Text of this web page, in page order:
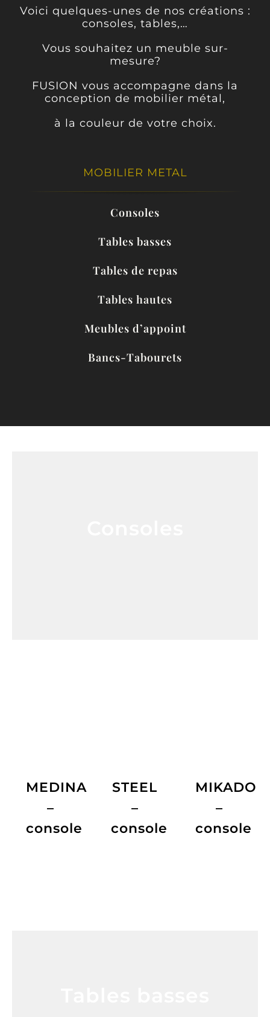
Voici quelques-unes de nos créations :
consoles, tables,…
Vous souhaitez un meuble sur-
mesure?
FUSION vous accompagne dans la
conception de mobilier métal,
à la couleur de votre choix.
MOBILIER METAL
Consoles
Tables basses
Tables de repas
Tables hautes
Meubles d’appoint
Bancs-Tabourets
MEDINA
–
console
STEEL
–
console
MIKADO
–
console